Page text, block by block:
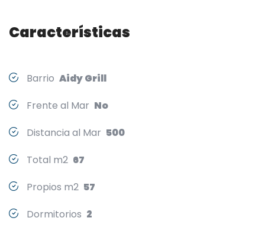
Características
Barrio Aidy Grill
Frente al Mar No
Distancia al Mar 500
Total m2 67
Propios m2 57
Dormitorios 2